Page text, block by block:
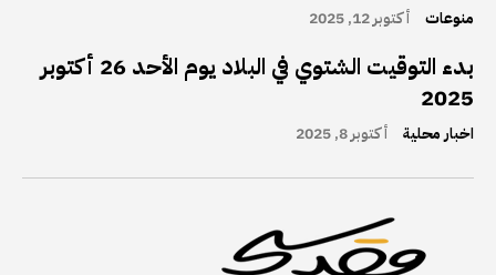
منوعات أكتوبر 12, 2025
بدء التوقيت الشتوي في البلاد يوم الأحد 26 أكتوبر
2025
اخبار محلية أكتوبر 8, 2025